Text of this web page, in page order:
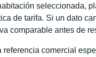
seleccionada,
de tarifa. Si un dato
comparable antes de
referencia comercial